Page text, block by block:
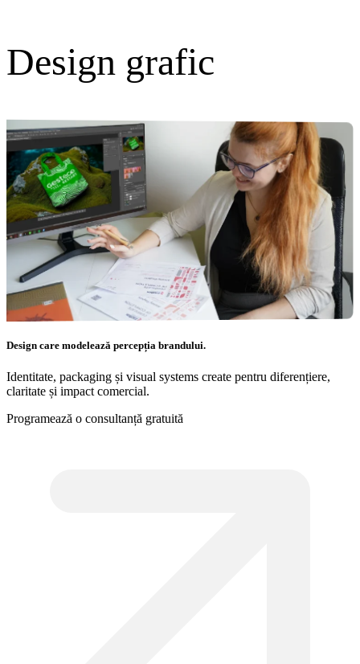
Design grafic
Design care modelează percepția brandului.
Identitate, packaging și visual systems create pentru diferențiere,
claritate și impact comercial.
Programează o consultanță gratuită